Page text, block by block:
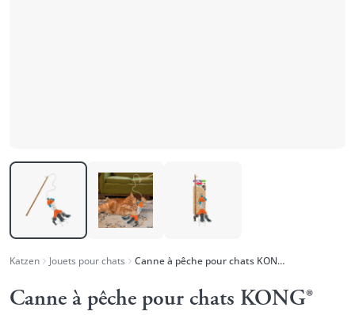
Katzen Jouets pour chats Canne à pêche pour chats KONG® Naturals® Teaser Fish
Canne à pêche pour chats KONG®